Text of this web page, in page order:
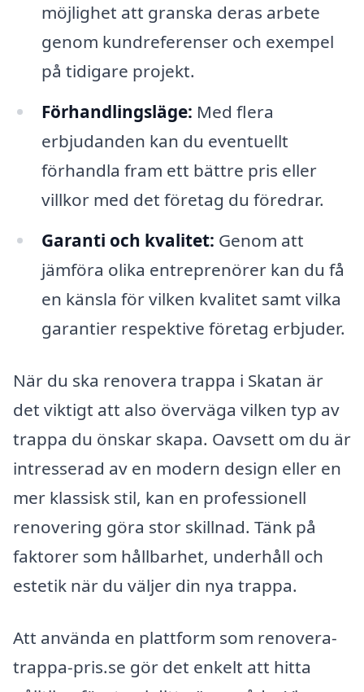
möjlighet att granska deras arbete
genom kundreferenser och exempel
på tidigare projekt.
Förhandlingsläge: Med flera
erbjudanden kan du eventuellt
förhandla fram ett bättre pris eller
villkor med det företag du föredrar.
Garanti och kvalitet: Genom att
jämföra olika entreprenörer kan du få
en känsla för vilken kvalitet samt vilka
garantier respektive företag erbjuder.
När du ska renovera trappa i Skatan är
det viktigt att also överväga vilken typ av
trappa du önskar skapa. Oavsett om du är
intresserad av en modern design eller en
mer klassisk stil, kan en professionell
renovering göra stor skillnad. Tänk på
faktorer som hållbarhet, underhåll och
estetik när du väljer din nya trappa.
Att använda en plattform som renovera-
trappa-pris.se gör det enkelt att hitta